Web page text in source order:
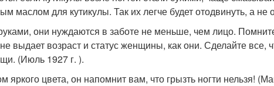
маслом для кутикулы. Так их легче будет отодвинуть, а не
они нуждаются в заботе не меньше, чем лицо.
выдает возраст и статус женщины, как они. Сделайте все,
(Июль 1927 г. ).
яркого цвета, он напомнит вам, что грызть ногти нельзя!